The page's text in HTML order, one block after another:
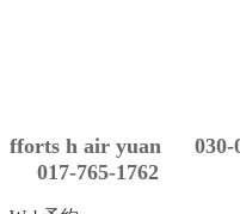
fforts h air yuan 030-
017-765-1762